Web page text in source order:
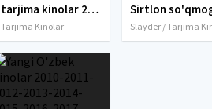
tarjima kinolar 2025, uzbek tarjima kinolar 2025, tarjima kinolar uzbek tilida 2025, tarjima kinolar o zbek 2025, tarjima kinolar o zbek tilida 2025, yangi tarjima kinolar 2025, uzmovi tarjima kinolar 2025, uzmovi com tarjima kinolar 2025, uzbekcha t
Tarjima Kinolar Slayder / Tarjima